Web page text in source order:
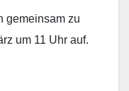
gemeinsam zu
um 11 Uhr auf.